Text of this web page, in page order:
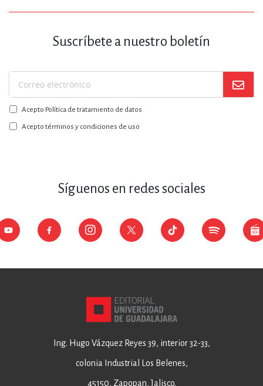
Suscríbete a nuestro boletín
Suscríbase
a
nuestro
boletín:
Acepto Política de tratamiento de datos
Acepto términos y condiciones de uso
Síguenos en redes sociales
Ing. Hugo Vázquez Reyes 39, interior 32-33,
colonia Industrial Los Belenes,
45150, Zapopan, Jalisco.